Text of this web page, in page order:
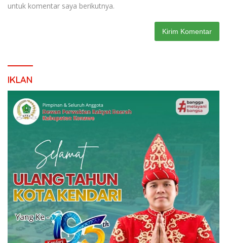
untuk komentar saya berikutnya.
IKLAN